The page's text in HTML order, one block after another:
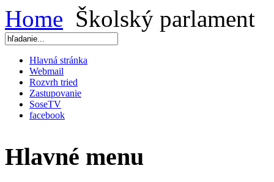
Home Školský parlament
Hlavná stránka
Webmail
Rozvrh tried
Zastupovanie
SoseTV
facebook
Hlavné menu